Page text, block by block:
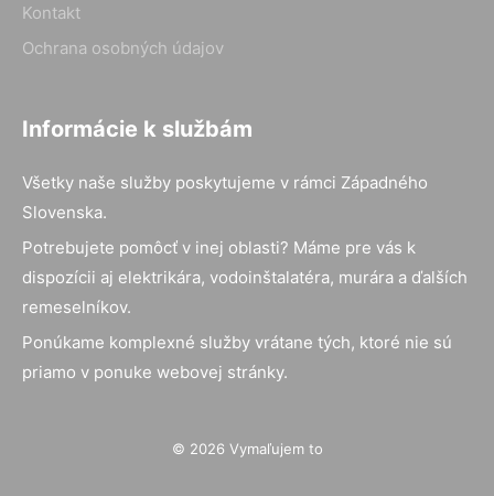
Kontakt
Ochrana osobných údajov
Informácie k službám
Všetky naše služby poskytujeme v rámci Západného
Slovenska.
Potrebujete pomôcť v inej oblasti? Máme pre vás k
dispozícii aj elektrikára, vodoinštalatéra, murára a ďalších
remeselníkov.
Ponúkame komplexné služby vrátane tých, ktoré nie sú
priamo v ponuke webovej stránky.
© 2026 Vymaľujem to